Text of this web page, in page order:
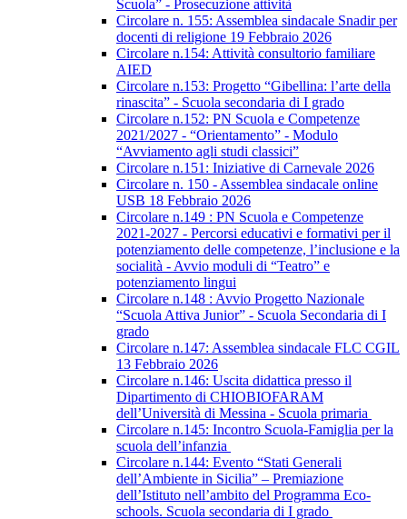
Scuola” - Prosecuzione attività
Circolare n. 155: Assemblea sindacale Snadir per
docenti di religione 19 Febbraio 2026
Circolare n.154: Attività consultorio familiare
AIED
Circolare n.153: Progetto “Gibellina: l’arte della
rinascita” - Scuola secondaria di I grado
Circolare n.152: PN Scuola e Competenze
2021/2027 - “Orientamento” - Modulo
“Avviamento agli studi classici”
Circolare n.151: Iniziative di Carnevale 2026
Circolare n. 150 - Assemblea sindacale online
USB 18 Febbraio 2026
Circolare n.149 : PN Scuola e Competenze
2021-2027 - Percorsi educativi e formativi per il
potenziamento delle competenze, l’inclusione e la
socialità - Avvio moduli di “Teatro” e
potenziamento lingui
Circolare n.148 : Avvio Progetto Nazionale
“Scuola Attiva Junior” - Scuola Secondaria di I
grado
Circolare n.147: Assemblea sindacale FLC CGIL
13 Febbraio 2026
Circolare n.146: Uscita didattica presso il
Dipartimento di CHIOBIOFARAM
dell’Università di Messina - Scuola primaria
Circolare n.145: Incontro Scuola-Famiglia per la
scuola dell’infanzia
Circolare n.144: Evento “Stati Generali
dell’Ambiente in Sicilia” – Premiazione
dell’Istituto nell’ambito del Programma Eco-
schools. Scuola secondaria di I grado